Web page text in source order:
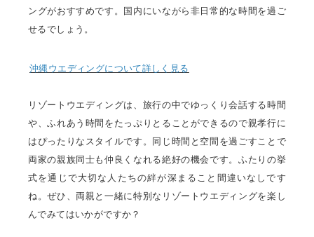
ングがおすすめです。国内にいながら非日常的な時間を過ご
せるでしょう。
沖縄ウエディングについて詳しく見る
リゾートウエディングは、旅行の中でゆっくり会話する時間
や、ふれあう時間をたっぷりとることができるので親孝行に
はぴったりなスタイルです。同じ時間と空間を過ごすことで
両家の親族同士も仲良くなれる絶好の機会です。ふたりの挙
式を通じで大切な人たちの絆が深まること間違いなしです
ね。ぜひ、両親と一緒に特別なリゾートウエディングを楽し
んでみてはいかがですか？